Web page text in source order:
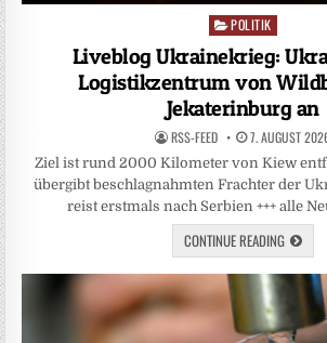
Posted
POLITIK
Liveblog Ukrainekrieg:
Logistikzentrum von
Jekaterinburg an
RSS-FEED 7. AUGUST
Ziel ist rund 2000 Kilometer von Kiew
übergibt beschlagnahmten Frachter der
reist erstmals nach Serbien +++ alle
CONTINUE READING